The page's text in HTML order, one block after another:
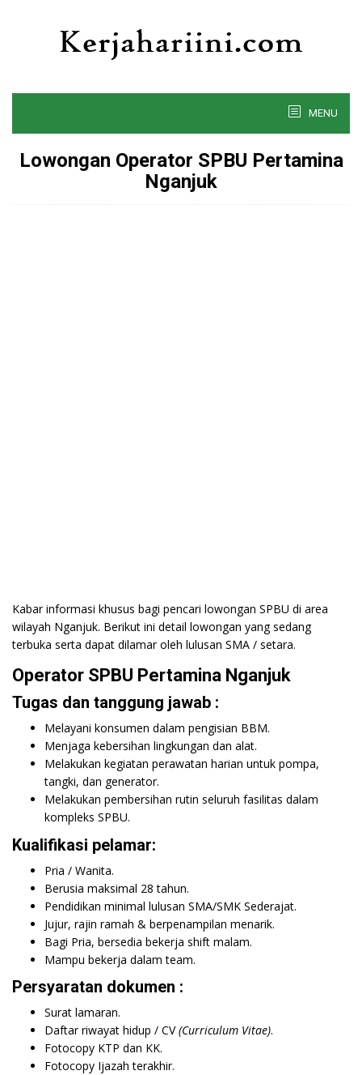
MENU
Lowongan Operator SPBU Pertamina
Nganjuk
Kabar informasi khusus bagi pencari lowongan SPBU di area
wilayah Nganjuk. Berikut ini detail lowongan yang sedang
terbuka serta dapat dilamar oleh lulusan SMA / setara.
Operator SPBU Pertamina Nganjuk
Tugas dan tanggung jawab :
Melayani konsumen dalam pengisian BBM.
Menjaga kebersihan lingkungan dan alat.
Melakukan kegiatan perawatan harian untuk pompa,
tangki, dan generator.
Melakukan pembersihan rutin seluruh fasilitas dalam
kompleks SPBU.
Kualifikasi pelamar:
Pria / Wanita.
Berusia maksimal 28 tahun.
Pendidikan minimal lulusan SMA/SMK Sederajat.
Jujur, rajin ramah & berpenampilan menarik.
Bagi Pria, bersedia bekerja shift malam.
Mampu bekerja dalam team.
Persyaratan dokumen :
Surat lamaran.
Daftar riwayat hidup / CV(Curriculum Vitae).
Fotocopy KTP dan KK.
Fotocopy Ijazah terakhir.